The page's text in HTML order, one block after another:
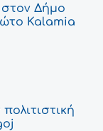
στον Δήμο
Kalamia